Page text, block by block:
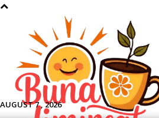
AUGUST 7 , 2026